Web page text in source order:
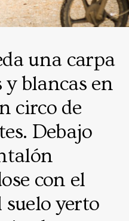
una carpa
y blancas en
circo de
Debajo
con el
suelo yerto